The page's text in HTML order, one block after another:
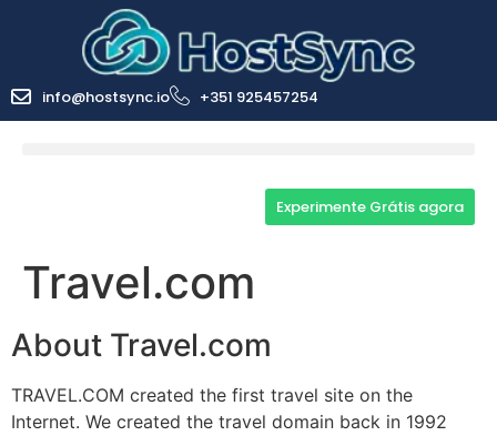
info@hostsync.io +351 925457254
Experimente Grátis agora
Travel.com
About Travel.com
TRAVEL.COM created the first travel site on the
Internet. We created the travel domain back in 1992